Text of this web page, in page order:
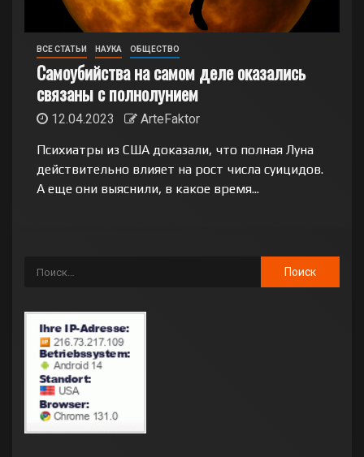
ВСЕ СТАТЬИ НАУКА ОБЩЕСТВО
Самоубийства на самом деле оказались
связаны с полнолунием
12.04.2023
ArteFaktor
Психиатры из США доказали, что полная Луна
действительно влияет на рост числа суицидов.
А еще они выяснили, в какое время...